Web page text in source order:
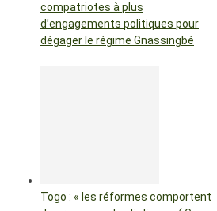
compatriotes à plus
d’engagements politiques pour
dégager le régime Gnassingbé
Togo : « les réformes comportent